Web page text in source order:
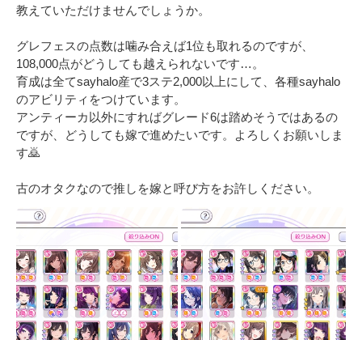
教えていただけませんでしょうか。
グレフェスの点数は噛み合えば1位も取れるのですが、
108,000点がどうしても越えられないです…。
育成は全てsayhalo産で3ステ2,000以上にして、各種sayhalo
のアビリティをつけています。
アンティーカ以外にすればグレード6は踏めそうではあるの
ですが、どうしても嫁で進めたいです。よろしくお願いしま
す🙇
古のオタクなので推しを嫁と呼び方をお許しください。